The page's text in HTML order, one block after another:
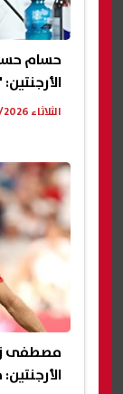
حسام حسن
الثلاثاء 07/07/2026 10:35 م
مصطفى